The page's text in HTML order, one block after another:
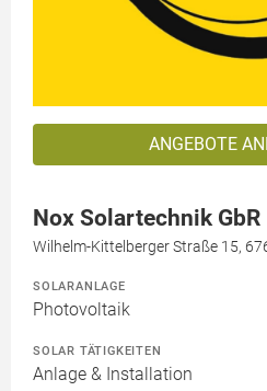
ANGEBOTE
Nox Solartechnik GbR
Wilhelm-Kittelberger Straße 15,
SOLARANLAGE
Photovoltaik
SOLAR TÄTIGKEITEN
Anlage & Installation